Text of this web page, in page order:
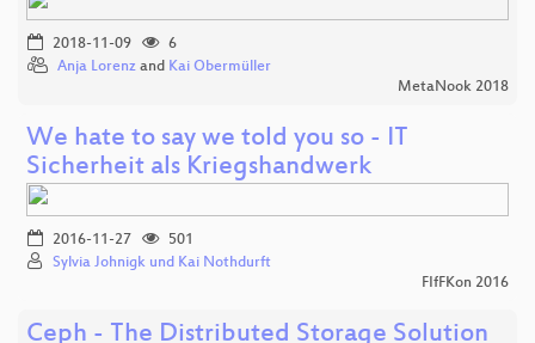
2018-11-09
6
Anja Lorenz and Kai Obermüller
MetaNook 2018
We hate to say we told you so - IT
Sicherheit als Kriegshandwerk
2016-11-27
501
Sylvia Johnigk und Kai Nothdurft
FIfFKon 2016
Ceph - The Distributed Storage Solution